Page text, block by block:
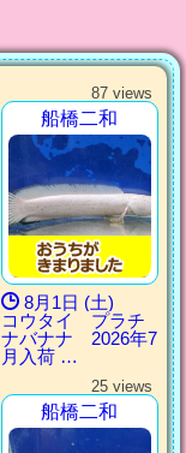
87 views
船橋二和
8月1日 (土)
コウタイ プラチ
ナバナナ 2026年7
月入荷 …
25 views
船橋二和